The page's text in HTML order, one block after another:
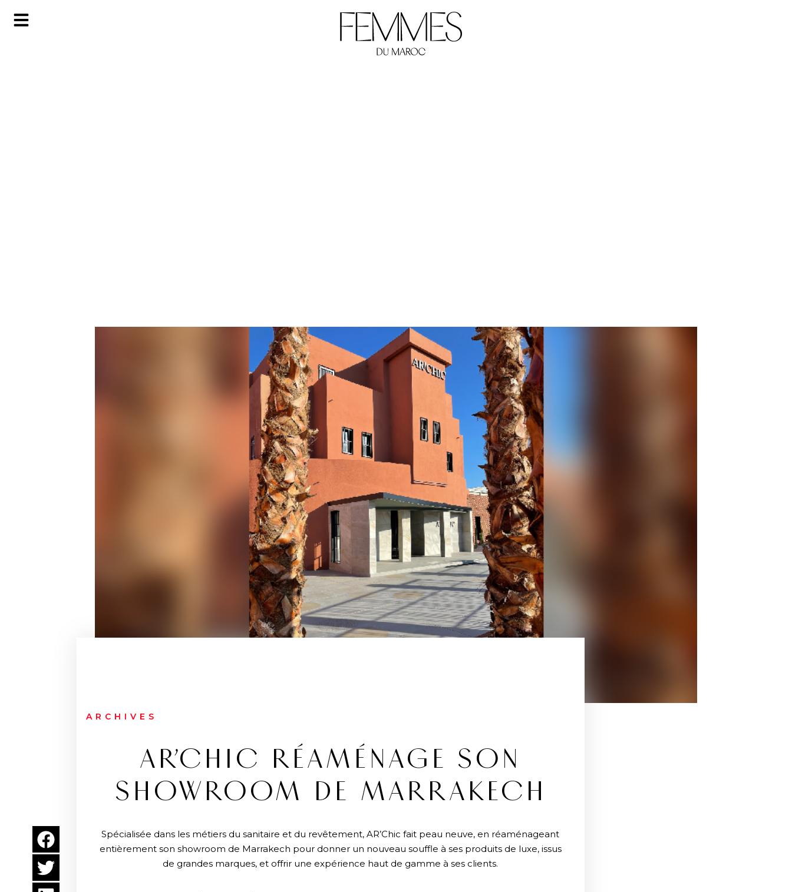
ARCHIVES
AR’CHIC RÉAMÉNAGE SON
SHOWROOM DE MARRAKECH
Spécialisée dans les métiers du sanitaire et du revêtement, AR’Chic fait peau neuve, en réaménageant
entièrement son showroom de Marrakech pour donner un nouveau souffle à ses produits de luxe, issus
de grandes marques, et offrir une expérience haut de gamme à ses clients.